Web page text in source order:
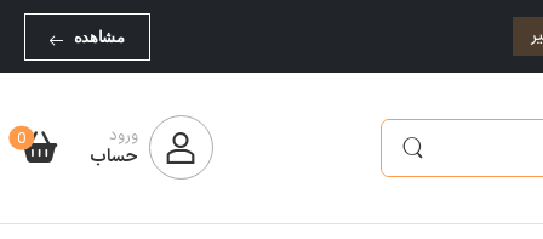
مشاهده
ورود
حساب
0